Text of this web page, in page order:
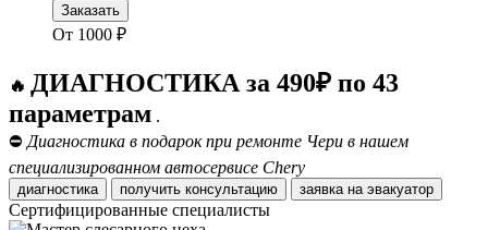
Заказать
От 1000 ₽
🔥 ДИАГНОСТИКА за 490₽ по 43
параметрам .
⛔ Диагностика в подарок при ремонте Чери в нашем
специализированном автосервисе Chery
диагностика получить консультацию заявка на эвакуатор
Сертифицированные специалисты